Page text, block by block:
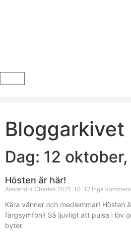
Bloggarkivet
Dag: 12 oktober,
Hösten är här!
Alexandra Charles 2021-10-12 Inga
Kära vänner och medlemmar! Hösten
färgsymfoni! Så ljuvligt att pulsa i löv
byter